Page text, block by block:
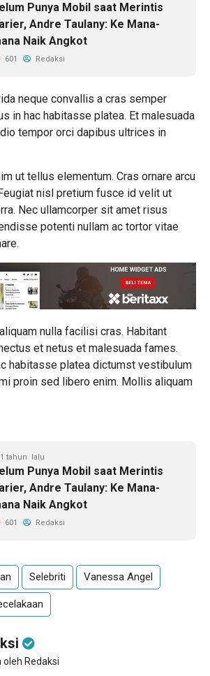
Punya Mobil saat Merintis
Andre Taulany: Ke Mana-
Naik Angkot
601 Redaksi
neque convallis a cras semper
in hac habitasse platea. Et malesuada
tempor orci dapibus ultrices in
ut tellus elementum. Cras ornare arcu
nisl pretium fusce id velit ut
Nec ullamcorper sit amet risus
potenti nullam ac tortor vitae
nulla facilisi cras. Habitant
et netus et malesuada fames.
habitasse platea dictumst vestibulum
proin sed libero enim. Mollis aliquam
1 tahun lalu
Punya Mobil saat Merintis
Andre Taulany: Ke Mana-
Naik Angkot
601 Redaksi
Selebriti Vanessa Angel
oleh Redaksi